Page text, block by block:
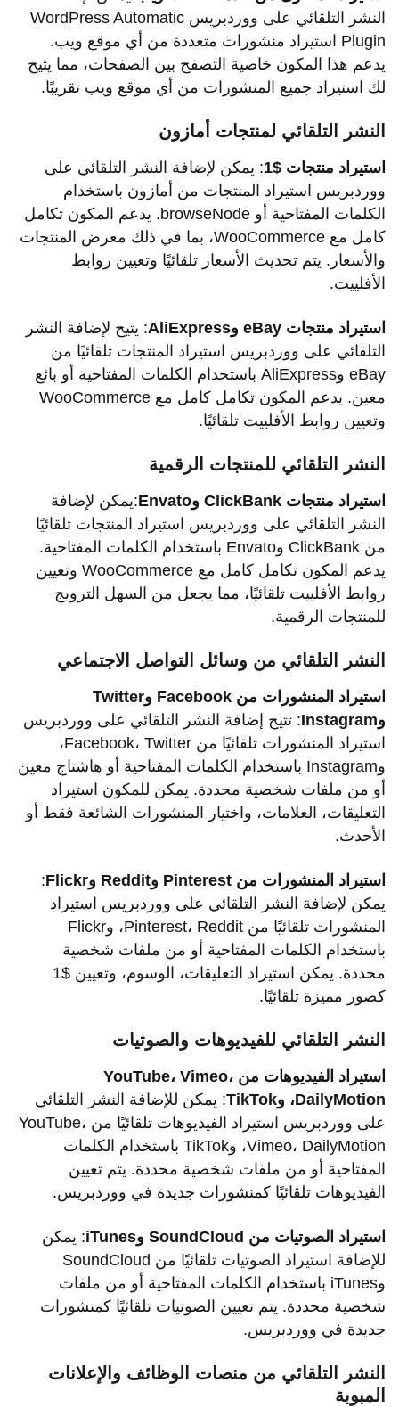
النشر التلقائي على ووردبريس WordPress Automatic
Plugin استيراد منشورات متعددة من أي موقع ويب.
يدعم هذا المكون خاصية التصفح بين الصفحات، مما يتيح
لك استيراد جميع المنشورات من أي موقع ويب تقريبًا.
النشر التلقائي لمنتجات أمازون
استيراد منتجات $1 : يمكن لإضافة النشر التلقائي على
ووردبريس استيراد المنتجات من أمازون باستخدام
الكلمات المفتاحية أو browseNode. يدعم المكون تكامل
كامل مع WooCommerce، بما في ذلك معرض المنتجات
والأسعار. يتم تحديث الأسعار تلقائيًا وتعيين روابط
الأفلييت.
استيراد منتجات eBay وAliExpress
: يتيح لإضافة النشر
التلقائي على ووردبريس استيراد المنتجات تلقائيًا من
eBay وAliExpress باستخدام الكلمات المفتاحية أو بائع
معين. يدعم المكون تكامل كامل مع WooCommerce
وتعيين روابط الأفلييت تلقائيًا.
النشر التلقائي للمنتجات الرقمية
استيراد منتجات ClickBank وEnvato
:يمكن لإضافة
النشر التلقائي على ووردبريس استيراد المنتجات تلقائيًا
من ClickBank وEnvato باستخدام الكلمات المفتاحية.
يدعم المكون تكامل كامل مع WooCommerce وتعيين
روابط الأفلييت تلقائيًا، مما يجعل من السهل الترويج
للمنتجات الرقمية.
النشر التلقائي من وسائل التواصل الاجتماعي
استيراد المنشورات من Facebook وTwitter
وInstagram
: تتيح إضافة النشر التلقائي على ووردبريس
استيراد المنشورات تلقائيًا من Facebook، Twitter،
وInstagram باستخدام الكلمات المفتاحية أو هاشتاج معين
أو من ملفات شخصية محددة. يمكن للمكون استيراد
التعليقات، العلامات، واختيار المنشورات الشائعة فقط أو
الأحدث.
استيراد المنشورات من Pinterest وReddit وFlickr
:
يمكن لإضافة النشر التلقائي على ووردبريس استيراد
المنشورات تلقائيًا من Pinterest، Reddit، وFlickr
باستخدام الكلمات المفتاحية أو من ملفات شخصية
محددة. يمكن استيراد التعليقات، الوسوم، وتعيين $1
كصور مميزة تلقائيًا.
النشر التلقائي للفيديوهات والصوتيات
استيراد الفيديوهات من YouTube، Vimeo،
DailyMotion، وTikTok
: يمكن للإضافة النشر التلقائي
على ووردبريس استيراد الفيديوهات تلقائيًا من YouTube،
Vimeo، DailyMotion، وTikTok باستخدام الكلمات
المفتاحية أو من ملفات شخصية محددة. يتم تعيين
الفيديوهات تلقائيًا كمنشورات جديدة في ووردبريس.
استيراد الصوتيات من SoundCloud وiTunes
: يمكن
للإضافة استيراد الصوتيات تلقائيًا من SoundCloud
وiTunes باستخدام الكلمات المفتاحية أو من ملفات
شخصية محددة. يتم تعيين الصوتيات تلقائيًا كمنشورات
جديدة في ووردبريس.
النشر التلقائي من منصات الوظائف والإعلانات
المبوبة